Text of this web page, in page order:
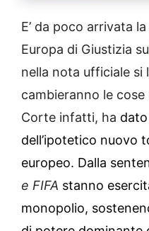
E’ da poco arrivata
Europa di Giustizia
nella nota ufficiale si
cambieranno le
Corte infatti, ha
dell’ipotetico nuovo
europeo. Dalla
e FIFA stanno
monopolio,